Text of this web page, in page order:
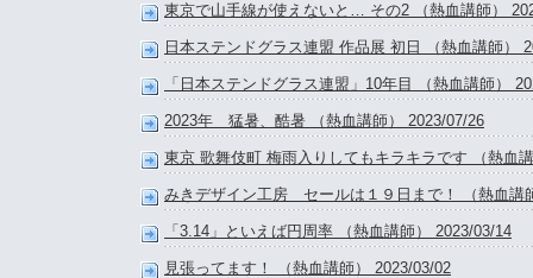
東京で山手線が使えないと… その2 （熱血講師）
日本ステンドグラス連盟 作品展 初日 （熱血講師）
「日本ステンドグラス連盟」10年目 （熱血講師）
2023年 猛暑、酷暑 （熱血講師） 2023/07/26
東京 歌舞伎町 梅雨入りしてもキラキラです （熱血
みきデザイン工房 セールは１９日まで！ （熱血講
「3.14」といえば円周率 （熱血講師） 2023/03/14
見張ってます！ （熱血講師） 2023/03/02